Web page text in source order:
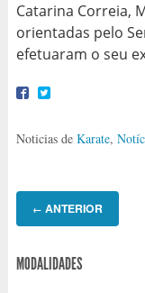
Catarina Correia,
orientadas pelo
efetuaram o seu
Noticias de Karate,
← ANTERIOR
MODALIDADES